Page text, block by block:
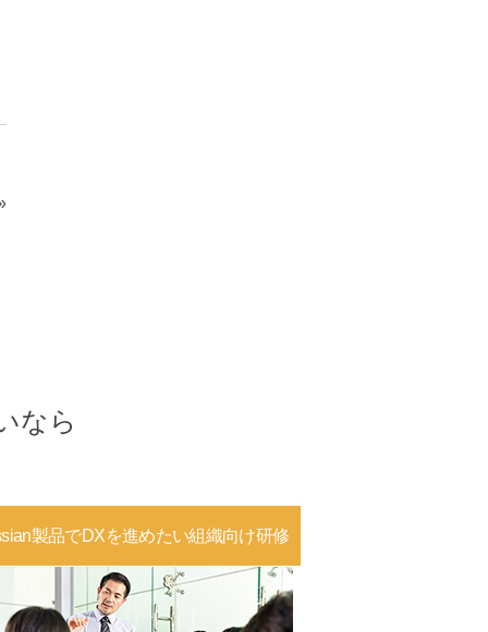
なら
製品でDXを進めたい組織向け研修